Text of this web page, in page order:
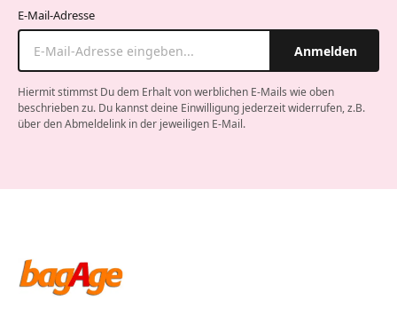
E-Mail-Adresse
Anmelden
Hiermit stimmst Du dem Erhalt von werblichen E-Mails wie oben
beschrieben zu. Du kannst deine Einwilligung jederzeit widerrufen, z.B.
über den Abmeldelink in der jeweiligen E-Mail.